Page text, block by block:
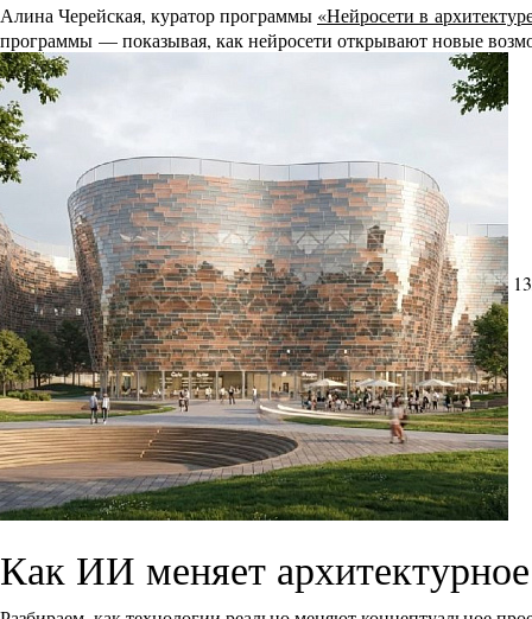
Алина Черейская, куратор программы «Нейросети в
программы — показывая, как нейросети открывают новые
Как ИИ меняет